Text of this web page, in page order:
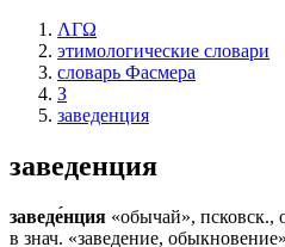
ΛΓΩ
этимологические словари
словарь Фасмера
З
заведенция
заведенция
заведе́нция «обычай», псковск.,
в знач. «заведение,